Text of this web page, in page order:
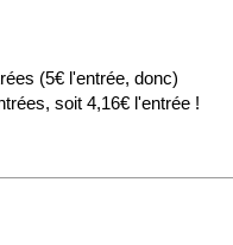
(5€ l'entrée, donc)
soit 4,16€ l'entrée !